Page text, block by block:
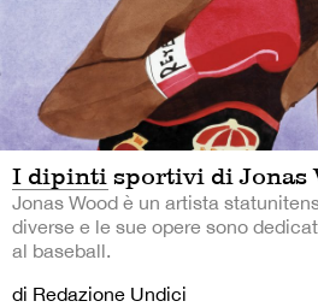
I dipinti sportivi di Jonas
Jonas Wood è un artista
diverse e le sue opere sono
al baseball.
di Redazione Undici